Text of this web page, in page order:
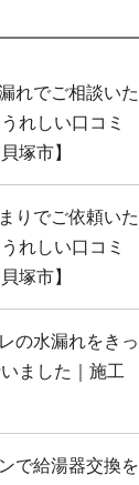
れでご相談いた
れしい口コミ
塚市】
りでご依頼いた
れしい口コミ
塚市】
の水漏れをきっ
ました｜施工
で給湯器交換を